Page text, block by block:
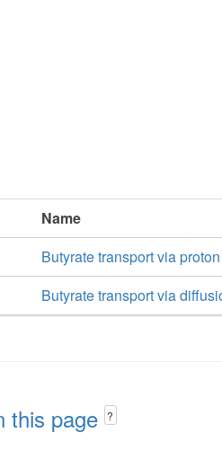
Name
Butyrate transport via
Butyrate transport via
this page ?